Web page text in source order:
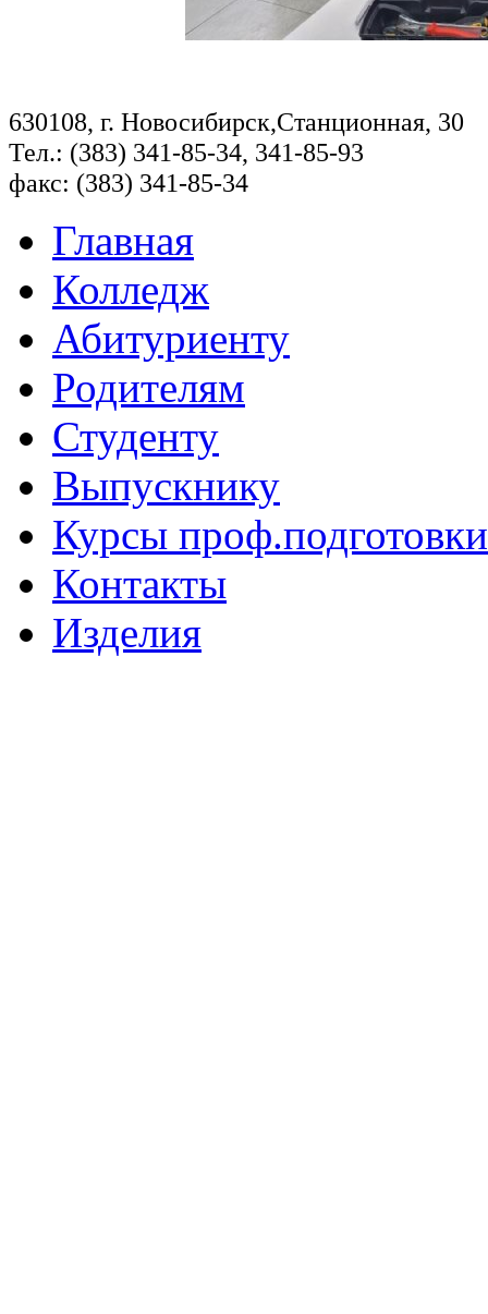
630108, г. Новосибирск,Станционная, 30
Тел.: (383) 341-85-34, 341-85-93
факс: (383) 341-85-34
Главная
Колледж
Абитуриенту
Родителям
Студенту
Выпускнику
Курсы проф.подготовки
Контакты
Изделия